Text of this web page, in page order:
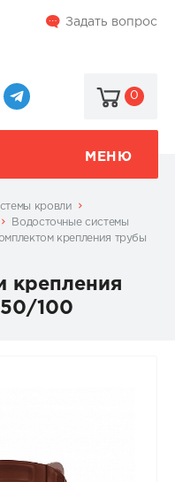
Задать вопрос
0
МЕНЮ
кровли
Водосточные системы
крепления трубы
крепления
100